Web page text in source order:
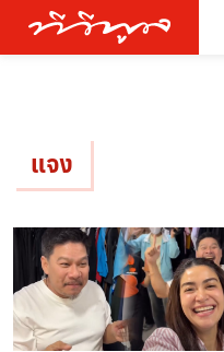
แจง